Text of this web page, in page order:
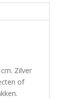
Zilver
of